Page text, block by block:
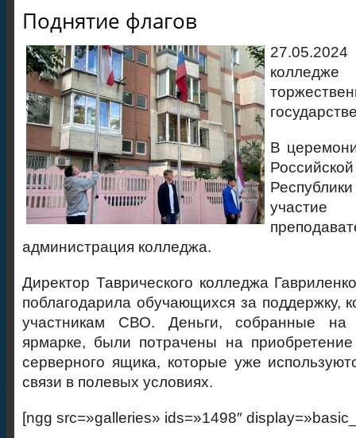
Поднятие флагов
В
администрация колледжа.
Директор Таврического колледжа
поблагодарила обучающихся за поддержку,
участникам СВО. Деньги, собранные на
ярмарке, были потрачены на
серверного ящика, которые уже
связи в полевых условиях.
[ngg src=»galleries» ids=»1498″